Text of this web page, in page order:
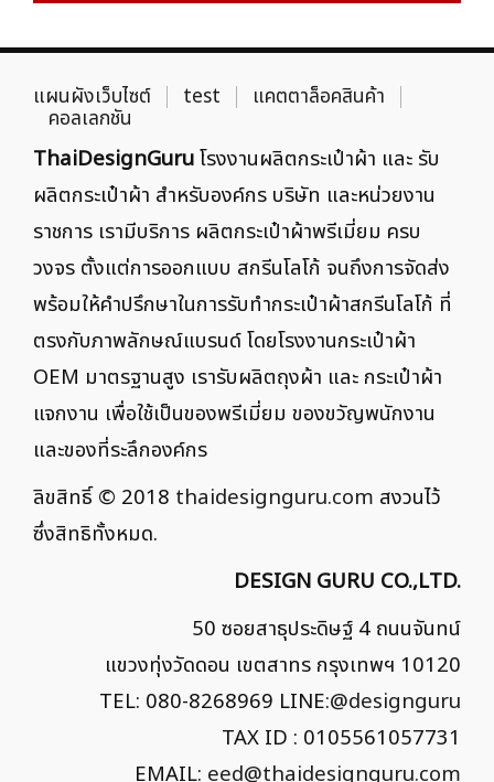
แผนผังเว็บไซต์ test แคตตาล็อคสินค้า
คอลเลกชัน
ThaiDesignGuruโรงงานผลิตกระเป๋าผ้า และ รับ
ผลิตกระเป๋าผ้า สำหรับองค์กร บริษัท และหน่วยงาน
ราชการ เรามีบริการ ผลิตกระเป๋าผ้าพรีเมี่ยม ครบ
วงจร ตั้งแต่การออกแบบ สกรีนโลโก้ จนถึงการจัดส่ง
พร้อมให้คำปรึกษาในการรับทำกระเป๋าผ้าสกรีนโลโก้ ที่
ตรงกับภาพลักษณ์แบรนด์ โดยโรงงานกระเป๋าผ้า
OEM มาตรฐานสูง เรารับผลิตถุงผ้า และ กระเป๋าผ้า
แจกงาน เพื่อใช้เป็นของพรีเมี่ยม ของขวัญพนักงาน
และของที่ระลึกองค์กร
ลิขสิทธิ์ © 2018 thaidesignguru.com สงวนไว้
ซึ่งสิทธิทั้งหมด.
DESIGN GURU CO.,LTD.
50 ซอยสาธุประดิษฐ์ 4 ถนนจันทน์
แขวงทุ่งวัดดอน เขตสาทร กรุงเทพฯ 10120
TEL: 080-8268969 LINE:@designguru
TAX ID : 0105561057731
EMAIL: eed@thaidesignguru.com